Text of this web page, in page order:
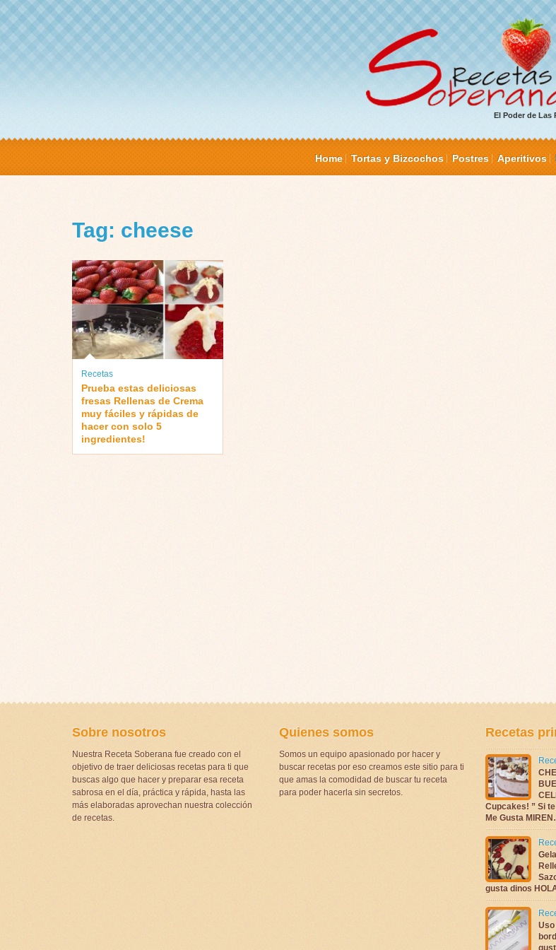
El Poder de Las
Home Tortas y Bizcochos Postres Aperitivos
Tag: cheese
Recetas
Prueba estas deliciosas
fresas Rellenas de Crema
muy fáciles y rápidas de
hacer con solo 5
ingredientes!
Sobre nosotros
Nuestra Receta Soberana fue creado con el
objetivo de traer deliciosas recetas para ti que
buscas algo que hacer y preparar esa receta
sabrosa en el día, práctica y rápida, hasta las
más elaboradas aprovechan nuestra colección
de recetas.
Quienes somos
Somos un equipo apasionado por hacer y
buscar recetas por eso creamos este sitio para ti
que amas la comodidad de buscar tu receta
para poder hacerla sin secretos.
Recetas
Cupcakes! ” Si
Me Gusta
gusta dinos